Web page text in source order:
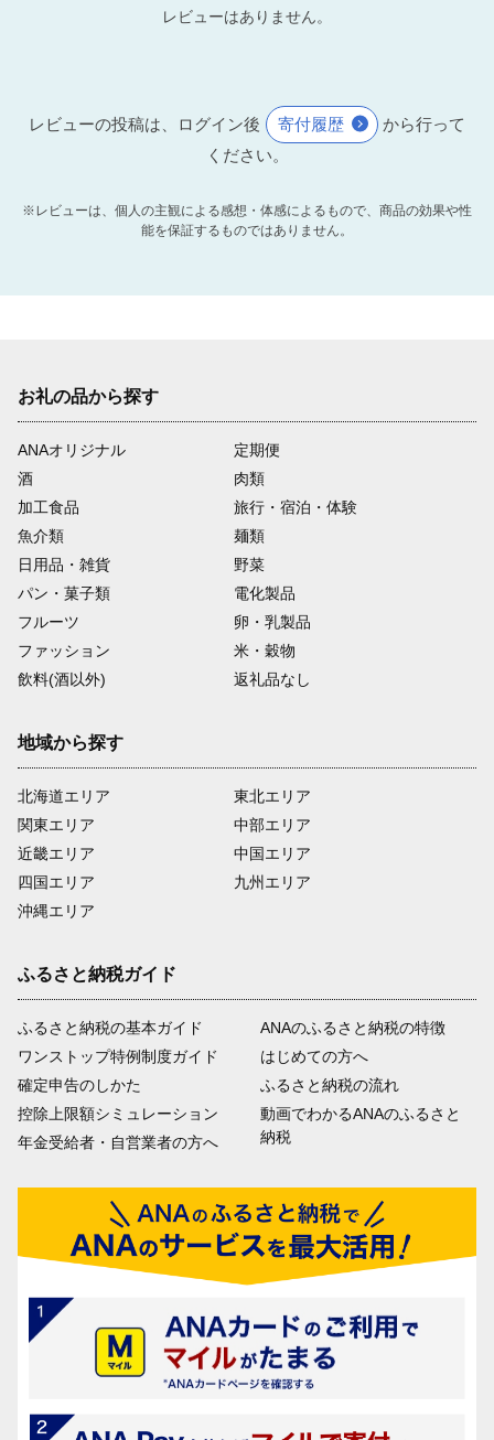
レビューはありません。
レビューの投稿は、ログイン後 寄付履歴
から行って
ください。
※レビューは、個人の主観による感想・体感によるもので、商品の効果や性
能を保証するものではありません。
お礼の品から探す
ANAオリジナル
定期便
酒
肉類
加工食品
旅行・宿泊・体験
魚介類
麺類
日用品・雑貨
野菜
パン・菓子類
電化製品
フルーツ
卵・乳製品
ファッション
米・穀物
飲料(酒以外)
返礼品なし
地域から探す
北海道エリア
関東エリア
近畿エリア
四国エリア
沖縄エリア
東北エリア
中部エリア
中国エリア
九州エリア
ふるさと納税ガイド
ふるさと納税の基本ガイド
ワンストップ特例制度ガイド
確定申告のしかた
控除上限額シミュレーション
年金受給者・自営業者の方へ
ANAのふるさと納税の特徴
はじめての方へ
ふるさと納税の流れ
動画でわかるANAのふるさと
納税